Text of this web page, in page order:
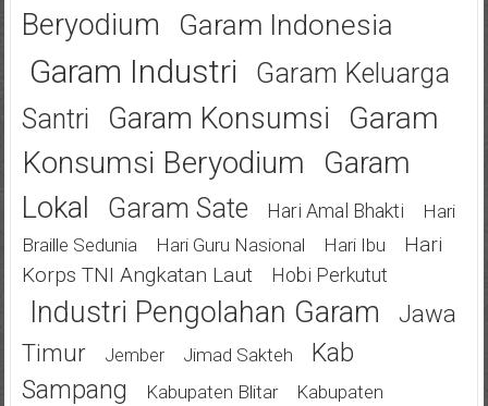
Beryodium
Garam Indonesia
Garam Industri
Garam Keluarga
Santri
Garam Konsumsi
Garam
Konsumsi Beryodium
Garam
Lokal
Garam Sate Hari Amal Bhakti
Hari
Braille Sedunia
Hari Guru Nasional Hari Ibu
Hari
Korps TNI Angkatan Laut
Hobi Perkutut
Industri Pengolahan Garam
Jawa
Timur
Jember Jimad Sakteh
Kab
Sampang
Kabupaten Blitar
Kabupaten